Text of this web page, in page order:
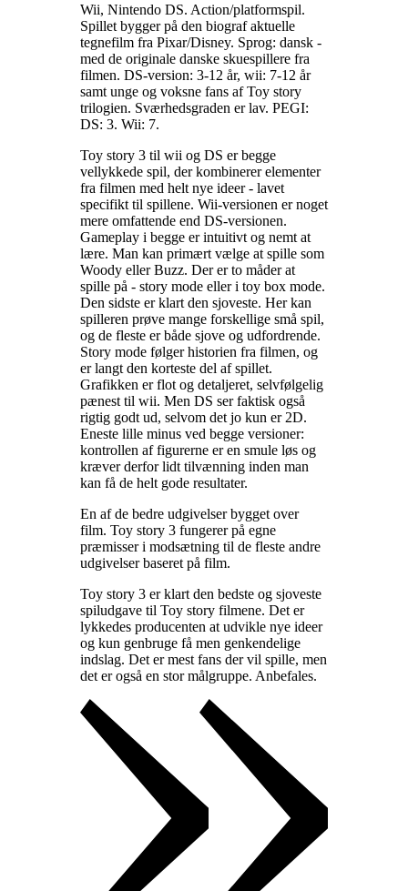
Wii, Nintendo DS. Action/platformspil.
Spillet bygger på den biograf aktuelle
tegnefilm fra Pixar/Disney. Sprog: dansk -
med de originale danske skuespillere fra
filmen. DS-version: 3-12 år, wii: 7-12 år
samt unge og voksne fans af Toy story
trilogien. Sværhedsgraden er lav. PEGI:
DS: 3. Wii: 7.
Toy story 3 til wii og DS er begge
vellykkede spil, der kombinerer elementer
fra filmen med helt nye ideer - lavet
specifikt til spillene. Wii-versionen er noget
mere omfattende end DS-versionen.
Gameplay i begge er intuitivt og nemt at
lære. Man kan primært vælge at spille som
Woody eller Buzz. Der er to måder at
spille på - story mode eller i toy box mode.
Den sidste er klart den sjoveste. Her kan
spilleren prøve mange forskellige små spil,
og de fleste er både sjove og udfordrende.
Story mode følger historien fra filmen, og
er langt den korteste del af spillet.
Grafikken er flot og detaljeret, selvfølgelig
pænest til wii. Men DS ser faktisk også
rigtig godt ud, selvom det jo kun er 2D.
Eneste lille minus ved begge versioner:
kontrollen af figurerne er en smule løs og
kræver derfor lidt tilvænning inden man
kan få de helt gode resultater.
En af de bedre udgivelser bygget over
film. Toy story 3 fungerer på egne
præmisser i modsætning til de fleste andre
udgivelser baseret på film.
Toy story 3 er klart den bedste og sjoveste
spiludgave til Toy story filmene. Det er
lykkedes producenten at udvikle nye ideer
og kun genbruge få men genkendelige
indslag. Det er mest fans der vil spille, men
det er også en stor målgruppe. Anbefales.